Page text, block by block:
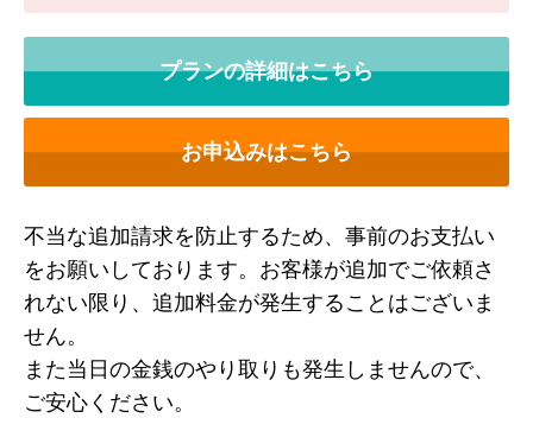
プランの詳細はこちら
お申込みはこちら
不当な追加請求を防止するため、事前のお支払い
をお願いしております。お客様が追加でご依頼さ
れない限り、追加料金が発生することはございま
せん。
また当日の金銭のやり取りも発生しませんので、
ご安心ください。